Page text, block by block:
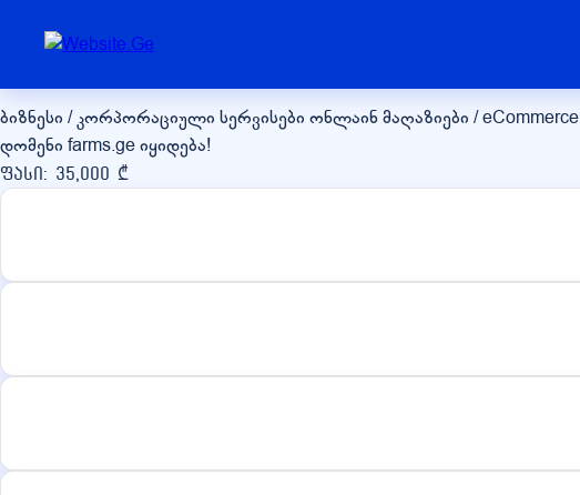
farms.ge
ბიზნესი / კორპორაციული სერვისები ონლაინ მაღაზიები / eCommerce
დომენი farms.ge იყიდება!
ფასი: 35,000 ₾